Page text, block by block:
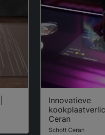
Innovatieve
Ceran
Schott Ceran